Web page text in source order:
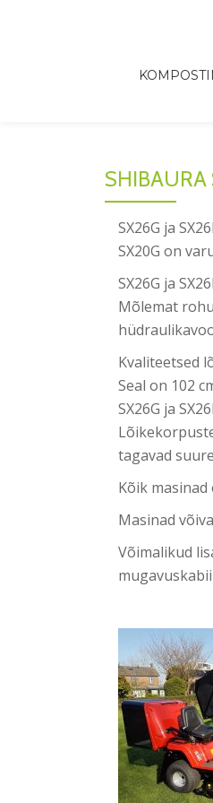
SHIBAURA
SX26G ja
SX20G on
SX26G ja
Mõlemat
Kvaliteetsed
Seal on 102
SX26G ja
tagavad
Kõik
Masinad
Võimalikud